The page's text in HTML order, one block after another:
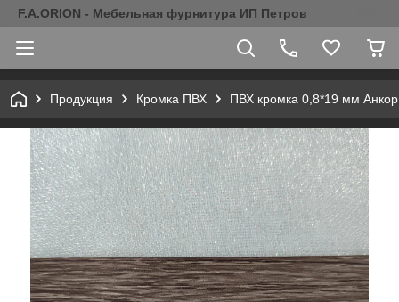
F.A.ORION - Мебельная фурнитура ИП Петров
Продукция Кромка ПВХ ПВХ кромка 0,8*19 мм